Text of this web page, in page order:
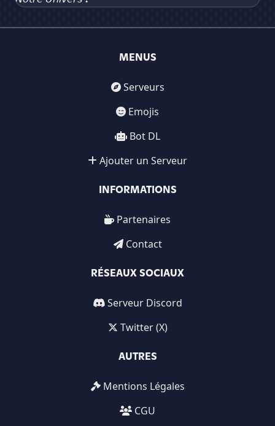
MENUS
Serveurs
Emojis
Bot DL
Ajouter un Serveur
INFORMATIONS
Partenaires
Contact
RÉSEAUX SOCIAUX
Serveur Discord
Twitter (X)
AUTRES
Mentions Légales
CGU